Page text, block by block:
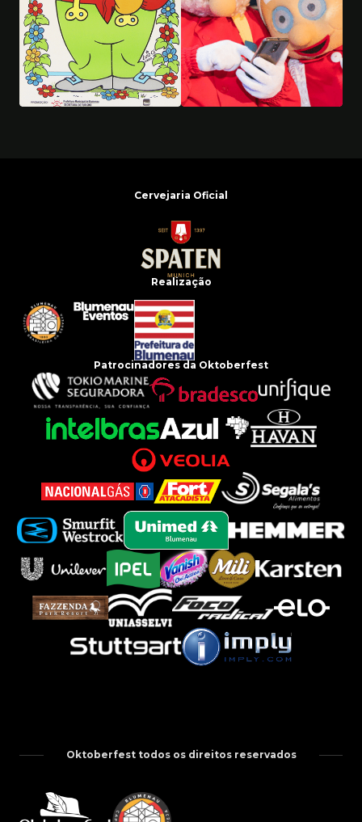
Cervejaria Oficial
Realização
Patrocinadores da Oktoberfest
Oktoberfest todos os direitos reservados